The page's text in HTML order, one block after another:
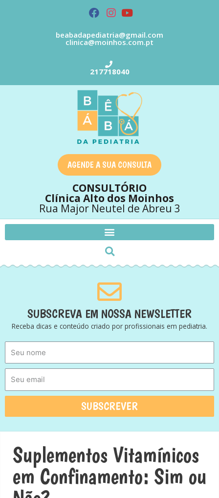
beabadapediatria@gmail.com
clinica@moinhos.com.pt
217718040
AGENDE A SUA CONSULTA
CONSULTÓRIO
Clínica Alto dos Moinhos
Rua Major Neutel de Abreu 3
SUBSCREVA EM NOSSA NEWSLETTER
Receba dicas e conteúdo criado por profissionais em pediatria.
SUBSCREVER
Suplementos Vitamínicos
em Confinamento: Sim ou